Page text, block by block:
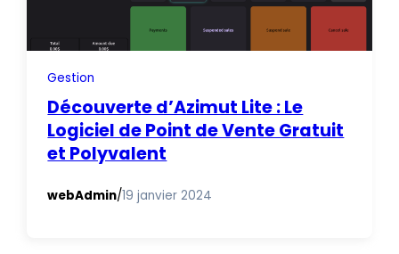
Gestion
Découverte d’Azimut Lite : Le
Logiciel de Point de Vente Gratuit
et Polyvalent
webAdmin/19 janvier 2024